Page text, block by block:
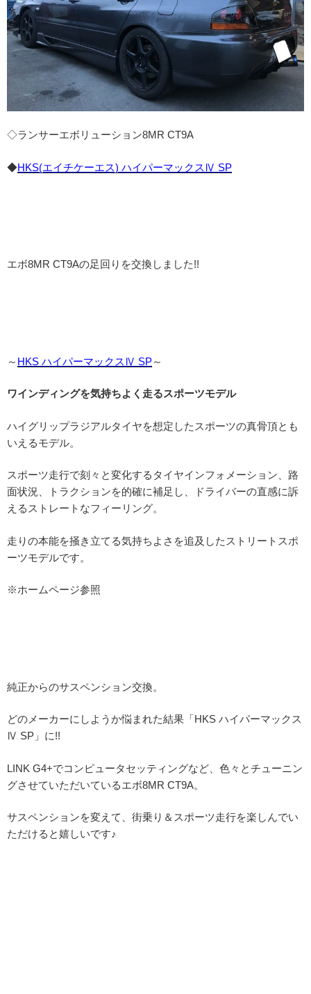
◇ランサーエボリューション8MR CT9A
◆HKS(エイチケーエス) ハイパーマックスⅣ SP
エボ8MR CT9Aの足回りを交換しました!!
～ HKS ハイパーマックスⅣ SP～
ワインディングを気持ちよく走るスポーツモデル
ハイグリップラジアルタイヤを想定したスポーツの真骨頂とも
いえるモデル。
スポーツ走行で刻々と変化するタイヤインフォメーション、路
面状況、トラクションを的確に補足し、ドライバーの直感に訴
えるストレートなフィーリング。
走りの本能を掻き立てる気持ちよさを追及したストリートスポ
ーツモデルです。
※ホームページ参照
純正からのサスペンション交換。
どのメーカーにしようか悩まれた結果「HKS ハイパーマックス
Ⅳ SP」に!!
LINK G4+でコンピュータセッティングなど、色々とチューニン
グさせていただいているエボ8MR CT9A。
サスペンションを変えて、街乗り＆スポーツ走行を楽しんでい
ただけると嬉しいです♪